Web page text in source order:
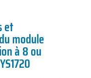
et
module
à 8 ou